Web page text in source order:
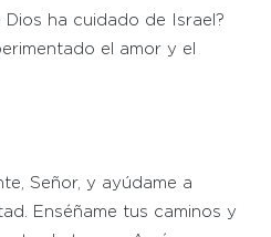
ha cuidado de Israel?
el amor y el
Señor, y ayúdame a
Enséñame tus caminos y